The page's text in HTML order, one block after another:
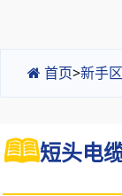
首页>新手区
短头电